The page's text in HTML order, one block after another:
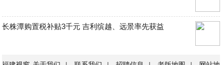
长株潭购置税补贴3千元 吉利缤越、远景率先获益